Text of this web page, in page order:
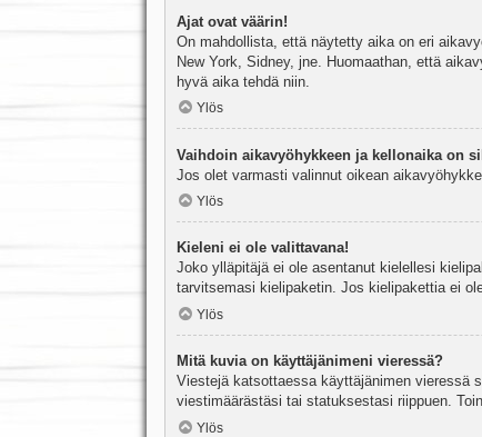
Ajat ovat väärin!
On mahdollista, että näytetty aika on eri
New York, Sidney, jne. Huomaathan, että
hyvä aika tehdä niin.
Ylös
Vaihdoin aikavyöhykkeen ja kellonaika on
Jos olet varmasti valinnut oikean
Ylös
Kieleni ei ole valittavana!
Joko ylläpitäjä ei ole asentanut kielellesi
tarvitsemasi kielipaketin. Jos kielipakettia ei
Ylös
Mitä kuvia on käyttäjänimeni vieressä?
Viestejä katsottaessa käyttäjänimen vieressä
viestimäärästäsi tai statuksestasi riippuen.
Ylös